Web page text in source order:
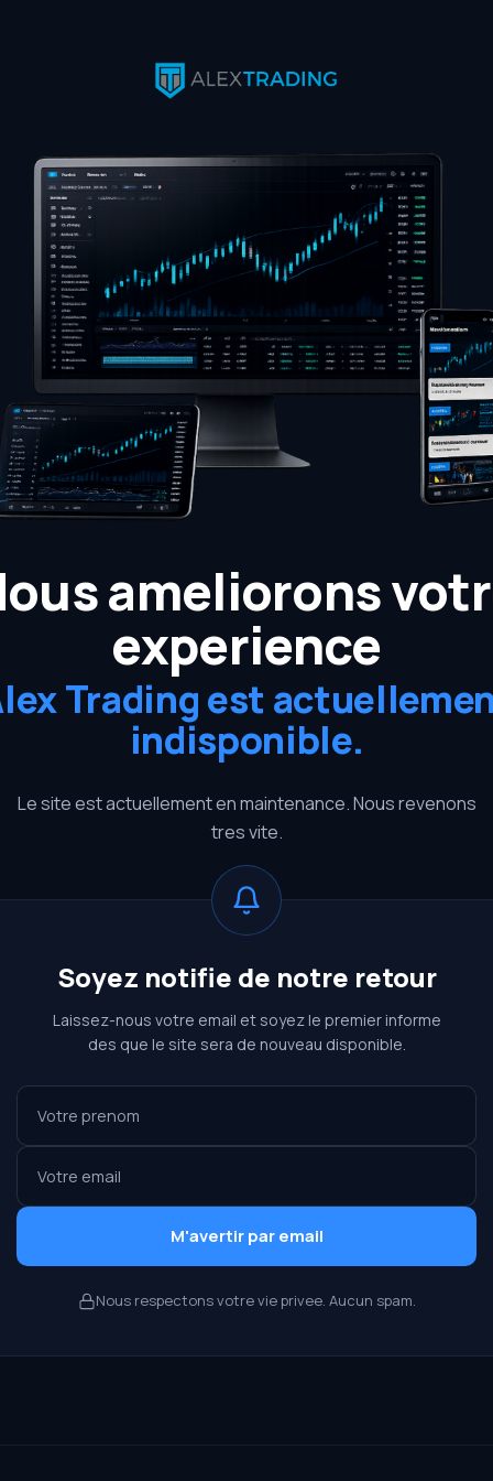
ameliorons
experience
Trading est
indisponible.
Le site est actuellement en maintenance. Nous revenons
tres vite.
Soyez notifie de notre retour
Laissez-nous votre email et soyez le premier informe
des que le site sera de nouveau disponible.
M'avertir par email
Nous respectons votre vie privee. Aucun spam.